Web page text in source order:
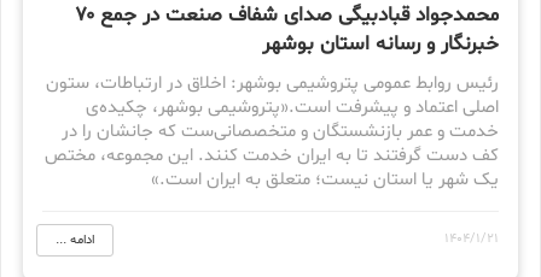
محمدجواد قبادبیگی صدای شفاف صنعت در جمع ۷۰
خبرنگار و رسانه استان بوشهر
رئیس روابط عمومی پتروشیمی بوشهر: اخلاق در ارتباطات، ستون
اصلی اعتماد و پیشرفت است.«پتروشیمی بوشهر، چکیده‌ی
خدمت و عمر بازنشستگان و متخصصانی‌ست که جانشان را در
کف دست گرفتند تا به ایران خدمت کنند. این مجموعه، مختص
یک شهر یا استان نیست؛ متعلق به ایران است.»
1404/1/21 ادامه ...